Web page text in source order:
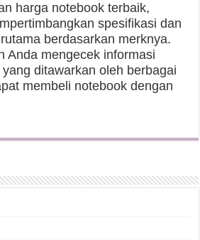
harga notebook terbaik,
spesifikasi dan
berdasarkan merknya.
Anda mengecek informasi
ditawarkan oleh berbagai
membeli notebook dengan